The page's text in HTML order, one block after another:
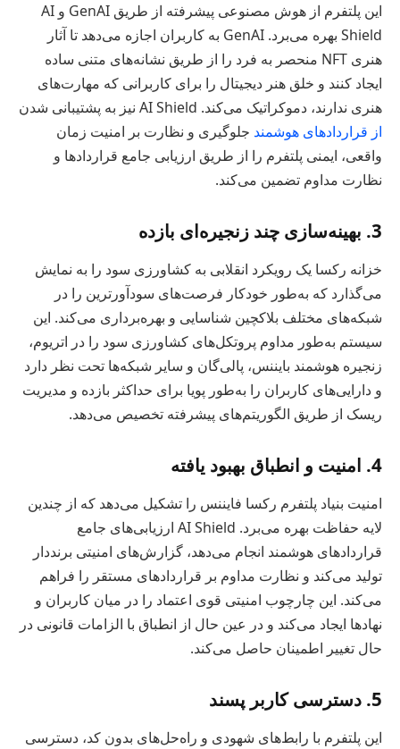
این پلتفرم از هوش مصنوعی پیشرفته از طریق GenAI و AI
Shield بهره می‌برد. GenAI به کاربران اجازه می‌دهد تا آثار
هنری NFT منحصر به فرد را از طریق نشانه‌های متنی ساده
ایجاد کنند و خلق هنر دیجیتال را برای کاربرانی که مهارت‌های
هنری ندارند، دموکراتیک می‌کند. AI Shield نیز به پشتیبانی شدن
از قراردادهای هوشمند جلوگیری و نظارت بر امنیت زمان
واقعی، ایمنی پلتفرم را از طریق ارزیابی جامع قراردادها و
نظارت مداوم تضمین می‌کند.
3. بهینه‌سازی چند زنجیره‌ای بازده
خزانه رکسا یک رویکرد انقلابی به کشاورزی سود را به نمایش
می‌گذارد که به‌طور خودکار فرصت‌های سودآورترین را در
شبکه‌های مختلف بلاکچین شناسایی و بهره‌برداری می‌کند. این
سیستم به‌طور مداوم پروتکل‌های کشاورزی سود را در اتریوم،
زنجیره هوشمند بایننس، پالی‌گان و سایر شبکه‌ها تحت نظر دارد
و دارایی‌های کاربران را به‌طور پویا برای حداکثر بازده و مدیریت
ریسک از طریق الگوریتم‌های پیشرفته تخصیص می‌دهد.
4. امنیت و انطباق بهبود یافته
امنیت بنیاد پلتفرم رکسا فایننس را تشکیل می‌دهد که از چندین
لایه حفاظت بهره می‌برد. AI Shield ارزیابی‌های جامع
قراردادهای هوشمند انجام می‌دهد، گزارش‌های امنیتی برنددار
تولید می‌کند و نظارت مداوم بر قراردادهای مستقر را فراهم
می‌کند. این چارچوب امنیتی قوی اعتماد را در میان کاربران و
نهادها ایجاد می‌کند و در عین حال از انطباق با الزامات قانونی در
حال تغییر اطمینان حاصل می‌کند.
5. دسترسی کاربر پسند
این پلتفرم با رابط‌های شهودی و راه‌حل‌های بدون کد، دسترسی